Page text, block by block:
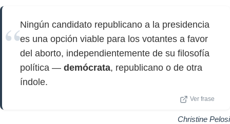
Ningún candidato republicano a la presidencia
es una opción viable para los votantes a favor
del aborto, independientemente de su filosofía
política — demócrata, republicano o de otra
índole.
Ver frase
Christine Pelosi